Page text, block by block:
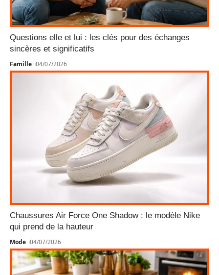
Questions elle et lui : les clés pour des échanges
sincères et significatifs
Famille 04/07/2026
Chaussures Air Force One Shadow : le modèle Nike
qui prend de la hauteur
Mode 04/07/2026